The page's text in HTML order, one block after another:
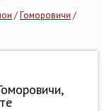
/Гоморовичи /